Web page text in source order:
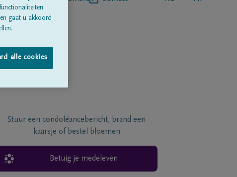
Stuur een condoléancebericht, brand een
kaarsje of bestel bloemen
Betuig je medeleven
gaat u akkoord
alle cookies